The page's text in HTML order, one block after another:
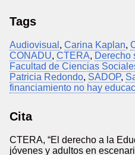
Tags
Audiovisual , Carina Kaplan,
CONADU, CTERA, Derecho
Facultad de Ciencias
Patricia Redondo, SADOP,
financiamiento no hay
Cita
CTERA, “El derecho a la
jóvenes y adultos en